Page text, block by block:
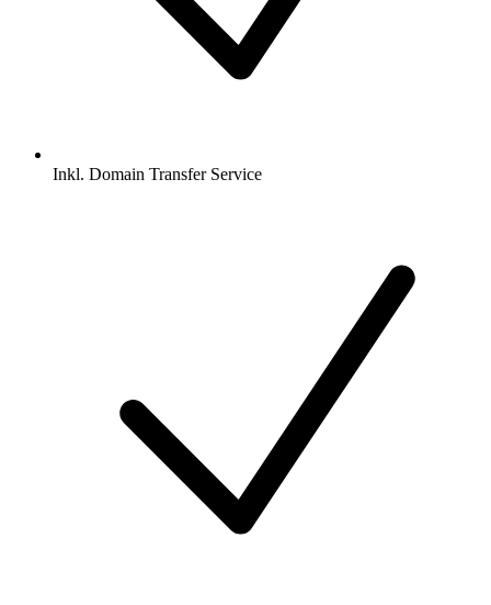
Inkl. Domain Transfer Service